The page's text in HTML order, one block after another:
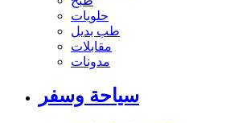
حلويات
طب بديل
مقابلات
مدونات
سياحة وسفر